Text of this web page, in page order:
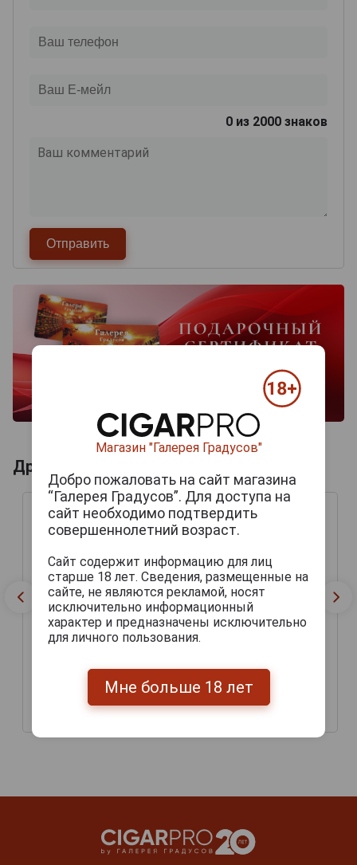
0 из 2000 знаков
Другие продукты бренда HARVIESTOUN
Reserve 18 Пиво
Харвистон Ола Ду
Спешл Резерв 18 0.33л
Reserve 16 Пиво
Харвистон Ола Ду
Спешл Резерв 16
Магазин "Галерея Градусов"
Добро пожаловать на сайт магазина
“Галерея Градусов”. Для доступа на
сайт необходимо подтвердить
совершеннолетний возраст.
Сайт содержит информацию для лиц
старше 18 лет. Сведения, размещенные на
сайте, не являются рекламой, носят
исключительно информационный
характер и предназначены исключительно
для личного пользования.
Мне больше 18 лет